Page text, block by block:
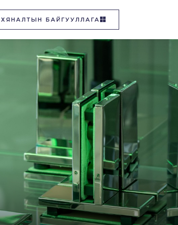
ХЯНАЛТЫН БАЙГУУЛЛАГА